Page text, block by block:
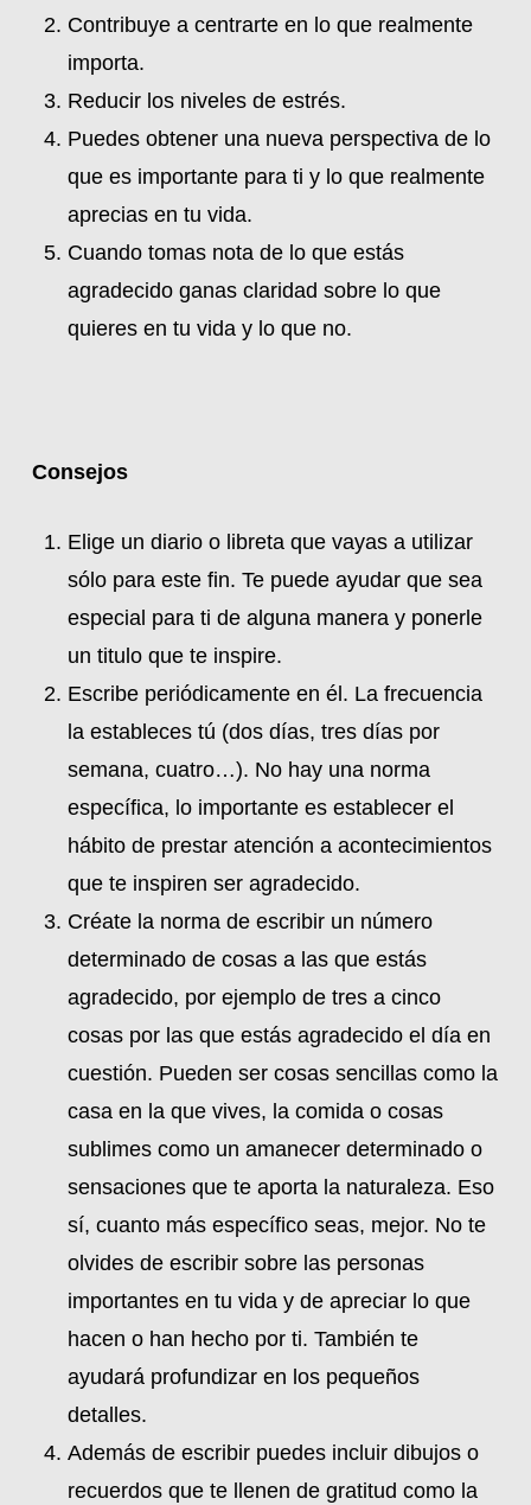
Contribuye a centrarte en lo que realmente
importa.
Reducir los niveles de estrés.
Puedes obtener una nueva perspectiva de lo
que es importante para ti y lo que realmente
aprecias en tu vida.
Cuando tomas nota de lo que estás
agradecido ganas claridad sobre lo que
quieres en tu vida y lo que no.
Consejos
Elige un diario o libreta que vayas a utilizar
sólo para este fin. Te puede ayudar que sea
especial para ti de alguna manera y ponerle
un titulo que te inspire.
Escribe periódicamente en él. La frecuencia
la estableces tú (dos días, tres días por
semana, cuatro…). No hay una norma
específica, lo importante es establecer el
hábito de prestar atención a acontecimientos
que te inspiren ser agradecido.
Créate la norma de escribir un número
determinado de cosas a las que estás
agradecido, por ejemplo de tres a cinco
cosas por las que estás agradecido el día en
cuestión. Pueden ser cosas sencillas como la
casa en la que vives, la comida o cosas
sublimes como un amanecer determinado o
sensaciones que te aporta la naturaleza. Eso
sí, cuanto más específico seas, mejor. No te
olvides de escribir sobre las personas
importantes en tu vida y de apreciar lo que
hacen o han hecho por ti. También te
ayudará profundizar en los pequeños
detalles.
Además de escribir puedes incluir dibujos o
recuerdos que te llenen de gratitud como la